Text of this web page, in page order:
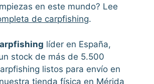
en este mundo? Lee
de carpfishing.
líder en España,
stock de más de 5.500
listos para envío en
tienda física en Mérida